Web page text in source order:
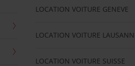
LOCATION VOITURE GENEVE
LOCATION VOITURE
LOCATION VOITURE SUISSE